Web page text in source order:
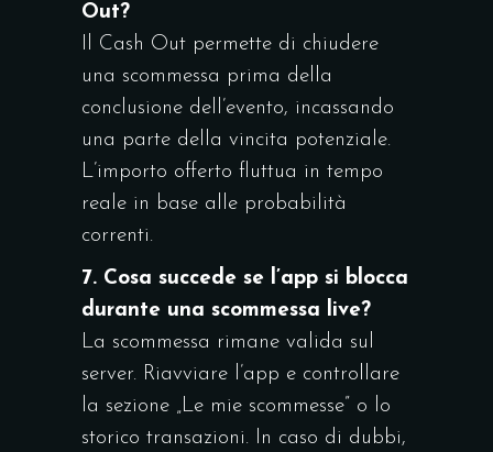
Out?
Il Cash Out permette di chiudere
una scommessa prima della
conclusione dell’evento, incassando
una parte della vincita potenziale.
L’importo offerto fluttua in tempo
reale in base alle probabilità
correnti.
7. Cosa succede se l’app si blocca
durante una scommessa live?
La scommessa rimane valida sul
server. Riavviare l’app e controllare
la sezione „Le mie scommesse” o lo
storico transazioni. In caso di dubbi,